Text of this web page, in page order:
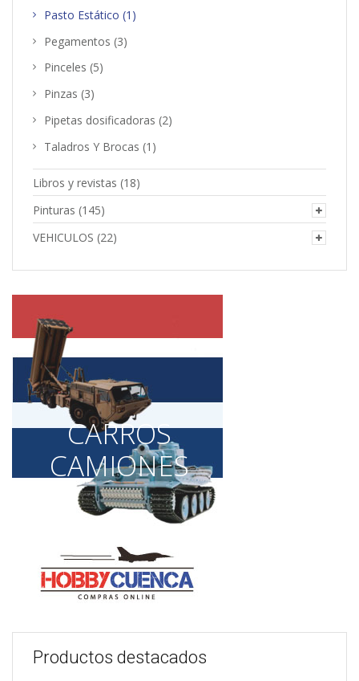
Pasto Estático (1)
Pegamentos (3)
Pinceles (5)
Pinzas (3)
Pipetas dosificadoras (2)
Taladros Y Brocas (1)
Libros y revistas (18)
Pinturas (145)
VEHICULOS (22)
CARROS
CAMIONES
Productos destacados